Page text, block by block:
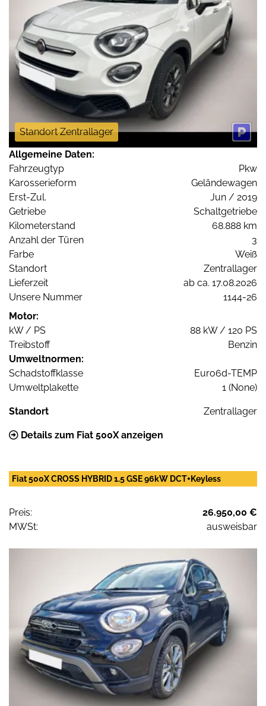
Standort Zentrallager
Allgemeine Daten:
Fahrzeugtyp
Pkw
Karosserieform
Geländewagen
Erst-Zul.
Jun / 2019
Getriebe
Schaltgetriebe
Kilometerstand
68.888 km
Anzahl der Türen
3
Farbe
Weiß
Standort
Zentrallager
Lieferzeit
ab ca. 17.08.2026
Unsere Nummer
1144-26
Motor:
kW / PS
88 kW / 120 PS
Treibstoff
Benzin
Umweltnormen:
Schadstoffklasse
Euro6d-TEMP
Umweltplakette
1 (None)
Standort Zentrallager
Details zum Fiat 500X anzeigen
Fiat 500X CROSS HYBRID 1.5 GSE 96kW DCT+Keyless
Preis:
26.950,00 €
MWSt:
ausweisbar